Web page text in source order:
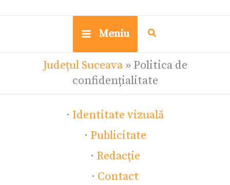
Meniu
Județul Suceava» Politica de
confidențialitate
· Identitate vizuală
· Publicitate
· Redacție
· Contact